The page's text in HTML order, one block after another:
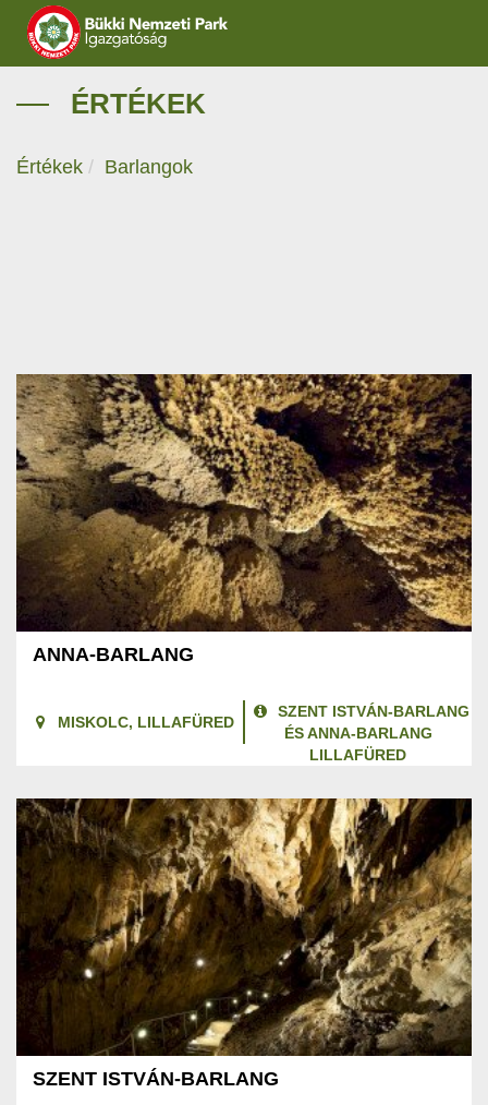
IGAZGATÓSÁG
KAPCSOLAT
ÉRTÉKEK
Értékek Barlangok
ANNA-BARLANG
MISKOLC, LILLAFÜRED
SZENT ISTVÁN-BARLANG
ÉS ANNA-BARLANG
LILLAFÜRED
SZENT ISTVÁN-BARLANG